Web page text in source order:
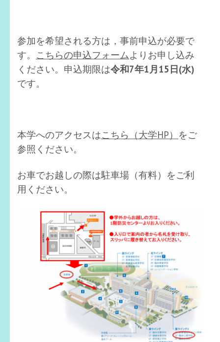
参加を希望される方は，事前申込が必要で
す。 こちらの申込フォームよりお申し込み
ください。 申込期限は令和7年1月15日(水)
です。
本学へのアクセスはこちら（大学HP） をご
参照ください。
お車でお越しの際は駐車場（有料）をご利
用ください。